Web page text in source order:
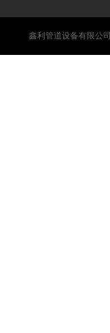
鑫利管道设备有限公司